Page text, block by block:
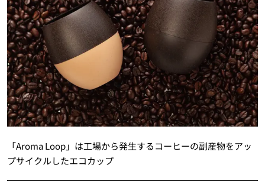
「Aroma Loop」は工場から発生するコーヒーの副産物をアッ
プサイクルしたエコカップ